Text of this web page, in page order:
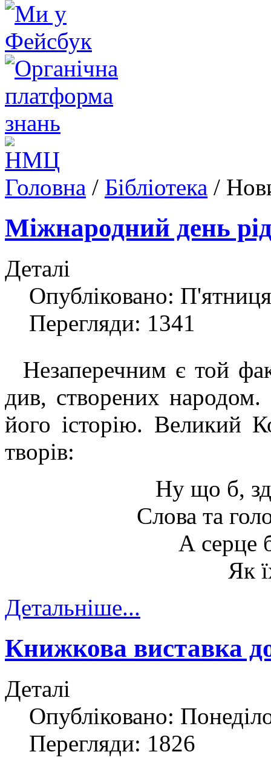
Головна / Бібліотека /
Міжнародний день
Деталі
Опубліковано:
Перегляди: 1341
Незаперечним є той
див, створених
його історію. Великий
творів:
Ну що б,
Слова та
А серце
Як
Детальніше...
Книжкова виставка
Деталі
Опубліковано:
Перегляди: 1826